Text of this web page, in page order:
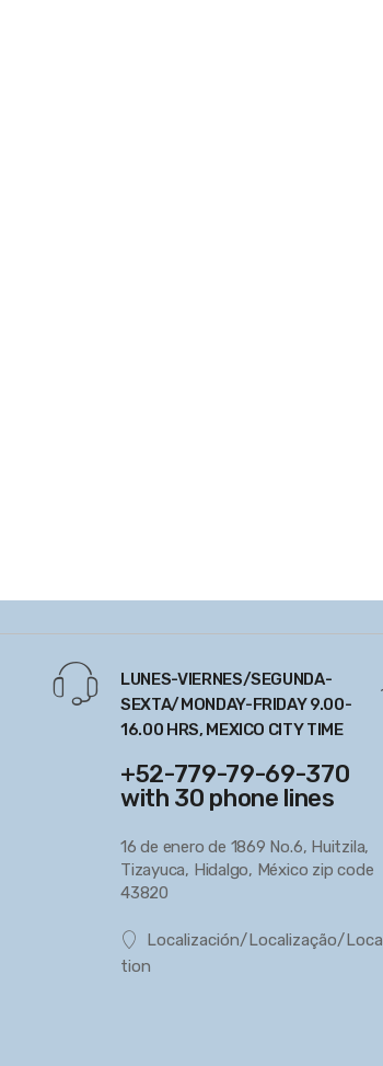
LUNES-VIERNES/SEGUNDA-
SEXTA/MONDAY-FRIDAY 9.00-
16.00 HRS, MEXICO CITY TIME
+52-779-79-69-370
with 30 phone lines
16 de enero de 1869 No.6, Huitzila,
Tizayuca, Hidalgo, México zip code
43820
Localización/Localização/Loca
tion